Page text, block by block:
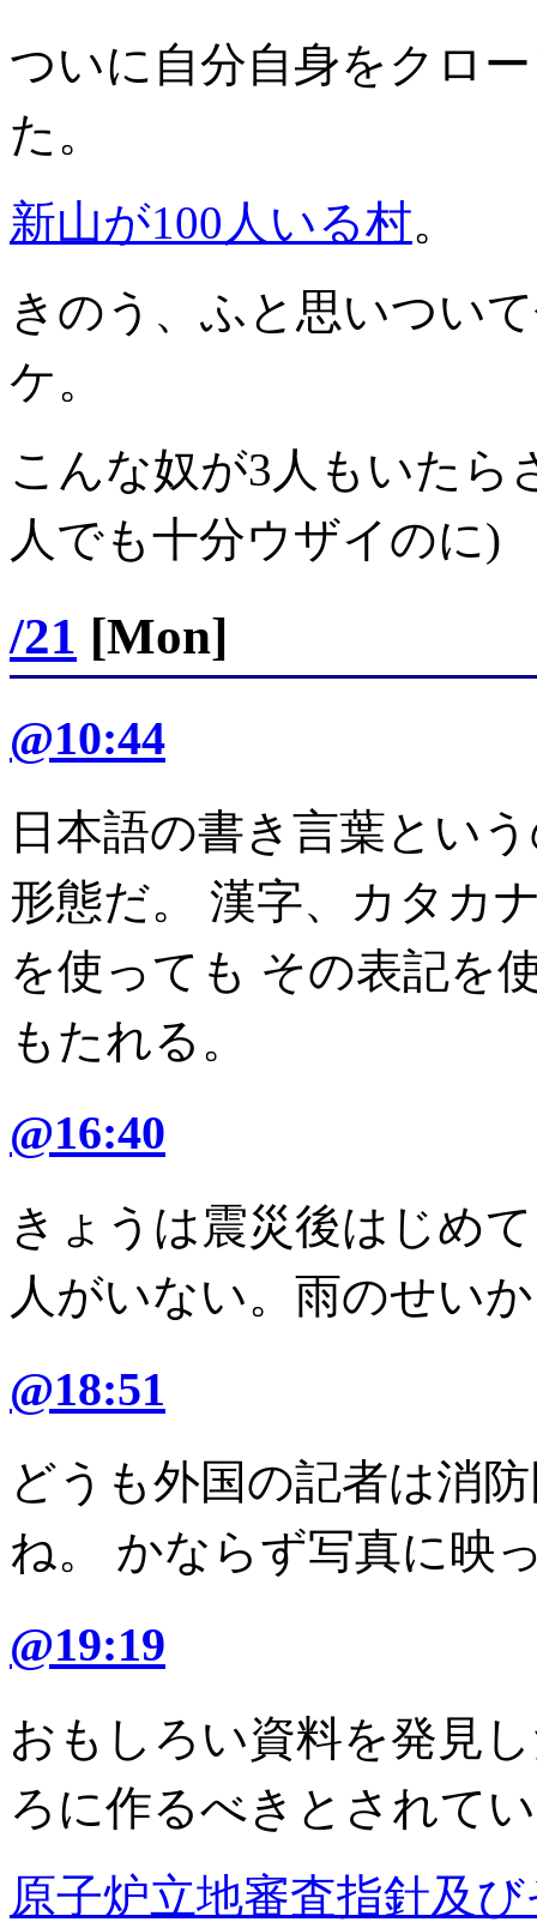
ついに自分自身をクロ
た。
新山が100人いる村。
きのう、ふと思いつい
ケ。
こんな奴が3人もいたら
人でも十分ウザイのに)
/21 [Mon]
@10:44
日本語の書き言葉とい
形態だ。 漢字、カタカ
を使っても その表記を
もたれる。
@16:40
きょうは震災後はじめ
人がいない。雨のせい
@18:51
どうも外国の記者は消
ね。 かならず写真に映
@19:19
おもしろい資料を発見
ろに作るべきとされて
原子炉立地審査指針及